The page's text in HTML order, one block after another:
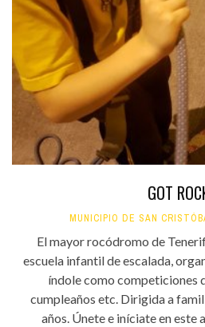
GOT
MUNICIPIO DE SAN
El mayor rocódromo de
escuela infantil de escalada,
índole como competiciones
cumpleaños etc. Dirigida a
años. Únete e iníciate en este